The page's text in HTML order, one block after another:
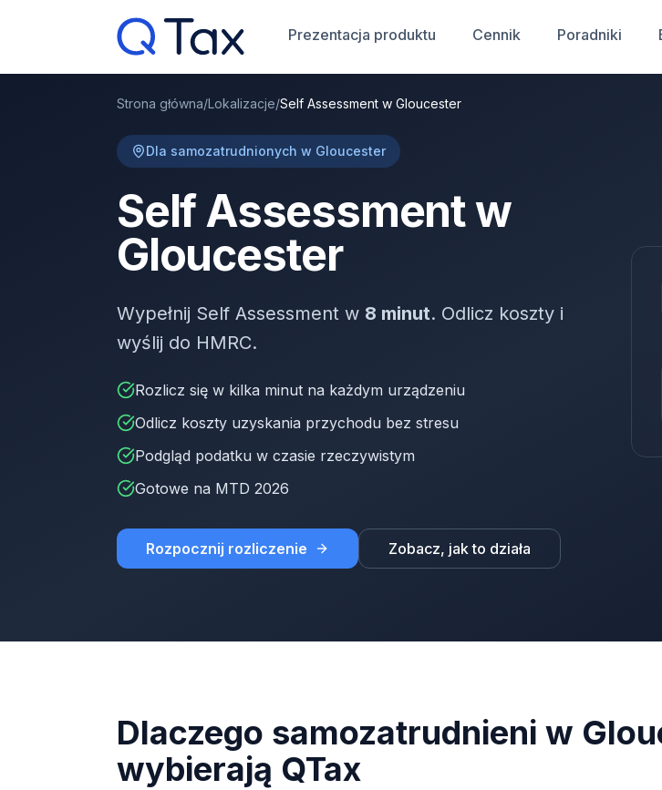
Prezentacja produktu Cennik Poradniki
Strona główna/Lokalizacje/Self Assessment w Gloucester
Dla samozatrudnionych w Gloucester
Self Assessment w
Gloucester
Wypełnij Self Assessment w 8 minut. Odlicz koszty i
wyślij do HMRC.
Rozlicz się w kilka minut na każdym urządzeniu
Odlicz koszty uzyskania przychodu bez stresu
Podgląd podatku w czasie rzeczywistym
Gotowe na MTD 2026
Rozpocznij rozliczenie Zobacz, jak to działa
Dlaczego samozatrudnieni w
wybierają QTax